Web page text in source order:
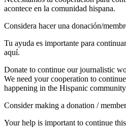
acontece en la comunidad hispana.
Considera hacer una donación/
Tu ayuda es importante para
aquí.
Donate to continue our journalistic
We need your cooperation to
happening in the Hispanic
Consider making a donation /
Your help is important to continue